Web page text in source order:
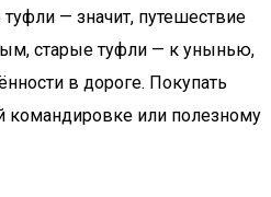
— значит, путешествие
старые туфли — к унынью,
в дороге. Покупать
командировке или полезному